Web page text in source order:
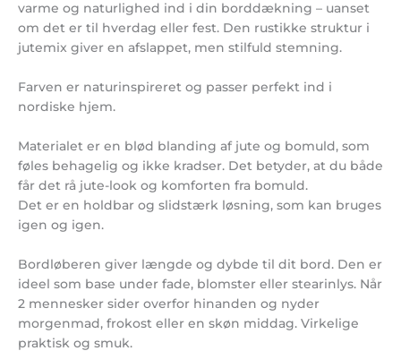
varme og naturlighed ind i din borddækning – uanset
om det er til hverdag eller fest. Den rustikke struktur i
jutemix giver en afslappet, men stilfuld stemning.
Farven er naturinspireret og passer perfekt ind i
nordiske hjem.
Materialet er en blød blanding af jute og bomuld, som
føles behagelig og ikke kradser. Det betyder, at du både
får det rå jute-look og komforten fra bomuld.
Det er en holdbar og slidstærk løsning, som kan bruges
igen og igen.
Bordløberen giver længde og dybde til dit bord. Den er
ideel som base under fade, blomster eller stearinlys. Når
2 mennesker sider overfor hinanden og nyder
morgenmad, frokost eller en skøn middag. Virkelige
praktisk og smuk.